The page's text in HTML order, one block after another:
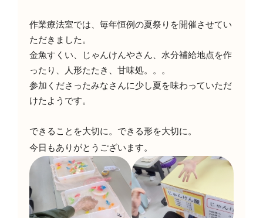
作業療法室では、毎年恒例の夏祭りを開催させてい
ただきました。
金魚すくい、じゃんけんやさん、水分補給地点を作
ったり、人形たたき、甘味処。。。
参加くださったみなさんに少し夏を味わっていただ
けたようです。
できることを大切に。できる形を大切に。
今日もありがとうございます。